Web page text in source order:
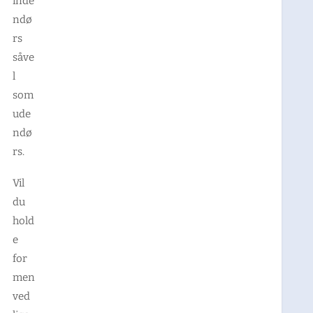
ndø
rs
såve
l
som
ude
ndø
rs.
Vil
du
hold
e
for
men
ved